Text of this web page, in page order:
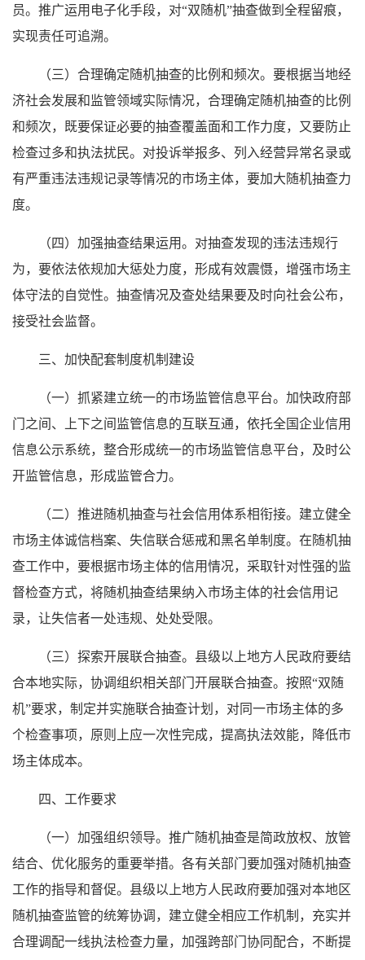
员。推广运用电子化手段，对“双随机”抽查做到全程留痕，
实现责任可追溯。
（三）合理确定随机抽查的比例和频次。要根据当地经
济社会发展和监管领域实际情况，合理确定随机抽查的比例
和频次，既要保证必要的抽查覆盖面和工作力度，又要防止
检查过多和执法扰民。对投诉举报多、列入经营异常名录或
有严重违法违规记录等情况的市场主体，要加大随机抽查力
度。
（四）加强抽查结果运用。对抽查发现的违法违规行
为，要依法依规加大惩处力度，形成有效震慑，增强市场主
体守法的自觉性。抽查情况及查处结果要及时向社会公布，
接受社会监督。
三、加快配套制度机制建设
（一）抓紧建立统一的市场监管信息平台。加快政府部
门之间、上下之间监管信息的互联互通，依托全国企业信用
信息公示系统，整合形成统一的市场监管信息平台，及时公
开监管信息，形成监管合力。
（二）推进随机抽查与社会信用体系相衔接。建立健全
市场主体诚信档案、失信联合惩戒和黑名单制度。在随机抽
查工作中，要根据市场主体的信用情况，采取针对性强的监
督检查方式，将随机抽查结果纳入市场主体的社会信用记
录，让失信者一处违规、处处受限。
（三）探索开展联合抽查。县级以上地方人民政府要结
合本地实际，协调组织相关部门开展联合抽查。按照“双随
机”要求，制定并实施联合抽查计划，对同一市场主体的多
个检查事项，原则上应一次性完成，提高执法效能，降低市
场主体成本。
四、工作要求
（一）加强组织领导。推广随机抽查是简政放权、放管
结合、优化服务的重要举措。各有关部门要加强对随机抽查
工作的指导和督促。县级以上地方人民政府要加强对本地区
随机抽查监管的统筹协调，建立健全相应工作机制，充实并
合理调配一线执法检查力量，加强跨部门协同配合，不断提